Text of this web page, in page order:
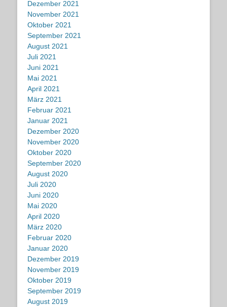
Dezember 2021
November 2021
Oktober 2021
September 2021
August 2021
Juli 2021
Juni 2021
Mai 2021
April 2021
März 2021
Februar 2021
Januar 2021
Dezember 2020
November 2020
Oktober 2020
September 2020
August 2020
Juli 2020
Juni 2020
Mai 2020
April 2020
März 2020
Februar 2020
Januar 2020
Dezember 2019
November 2019
Oktober 2019
September 2019
August 2019